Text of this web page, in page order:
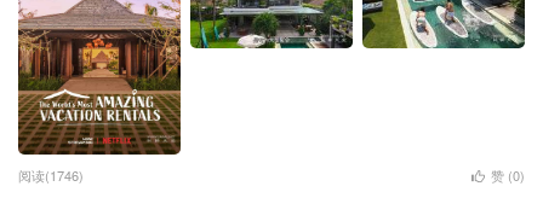
阅读(1746) 赞 (0)